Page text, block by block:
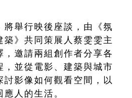
將舉行映後座談，由《氛
築》共同策展人蔡雯雯主
，邀請兩組創作者分享各
，並從電影、建築與城市
討影像如何觀看空間，以
人的生活。